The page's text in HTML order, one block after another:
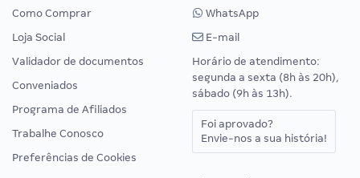
Como Comprar
Loja Social
Validador de documentos
Conveniados
Programa de Afiliados
Trabalhe Conosco
Preferências de Cookies
WhatsApp
E-mail
Horário de atendimento:
segunda a sexta (8h às 20h),
sábado (9h às 13h).
Foi aprovado?
Envie-nos a sua história!